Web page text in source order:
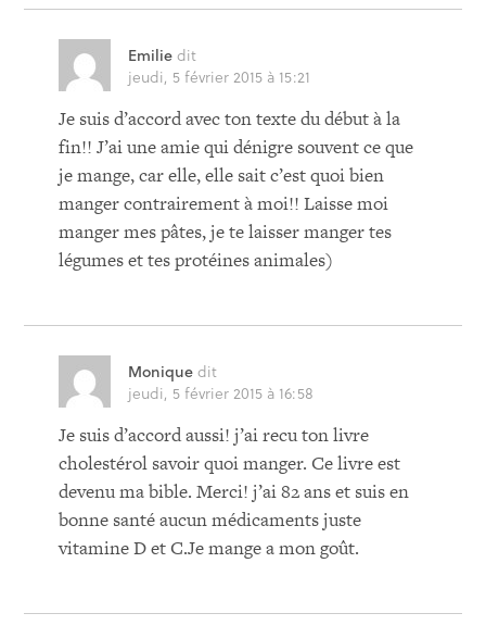
Emilie dit
jeudi, 5 février 2015 à 15:21
Je suis d’accord avec ton texte du début à la
fin!! J’ai une amie qui dénigre souvent ce que
je mange, car elle, elle sait c’est quoi bien
manger contrairement à moi!! Laisse moi
manger mes pâtes, je te laisser manger tes
légumes et tes protéines animales)
Monique dit
jeudi, 5 février 2015 à 16:58
Je suis d’accord aussi! j’ai recu ton livre
cholestérol savoir quoi manger. Ce livre est
devenu ma bible. Merci! j’ai 82 ans et suis en
bonne santé aucun médicaments juste
vitamine D et C.Je mange a mon goût.